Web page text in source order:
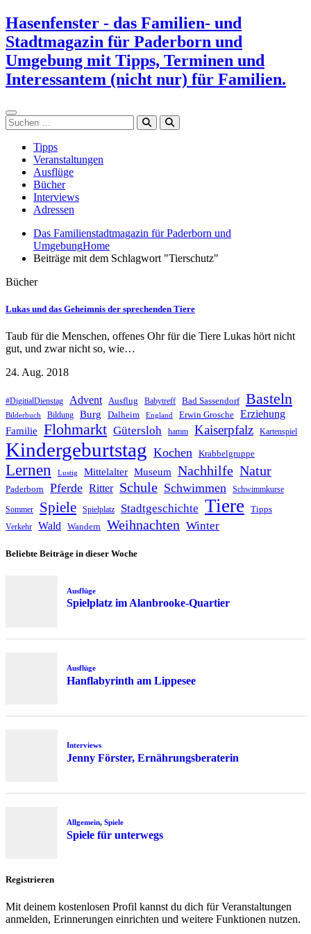
Zum
Inhalt
springen
Hasenfenster - das Familien- und
Stadtmagazin für Paderborn und
Umgebung mit Tipps, Terminen und
Interessantem (nicht nur) für Familien.
Suchen
Tipps
Veranstaltungen
Ausflüge
Bücher
Interviews
Adressen
Das Familienstadtmagazin für Paderborn und
UmgebungHome
Beiträge mit dem Schlagwort "Tierschutz"
Bücher
Lukas und das Geheimnis der sprechenden Tiere
Taub für die Menschen, offenes Ohr für die Tiere Lukas hört nicht
gut, und zwar nicht so, wie…
24. Aug. 2018
#DigitialDienstag Advent Ausflug Babytreff Bad Sassendorf Basteln
Bilderbuch Bildung Burg Dalheim England Erwin Grosche Erziehung
Familie Flohmarkt Gütersloh hamm Kaiserpfalz Kartenspiel
Kindergeburtstag Kochen Krabbelgruppe
Lernen Lustig Mittelalter Museum Nachhilfe Natur
Paderborn Pferde Ritter Schule Schwimmen Schwimmkurse
Sommer Spiele Spielplatz Stadtgeschichte Tiere Tipps
Verkehr Wald Wandern Weihnachten Winter
Beliebte Beiträge in dieser Woche
Ausflüge
Spielplatz im Alanbrooke-Quartier
Ausflüge
Hanflabyrinth am Lippesee
Interviews
Jenny Förster, Ernährungsberaterin
Allgemein, Spiele
Spiele für unterwegs
Registrieren
Mit deinem kostenlosen Profil kannst du dich für Veranstaltungen
anmelden, Erinnerungen einrichten und weitere Funktionen nutzen.